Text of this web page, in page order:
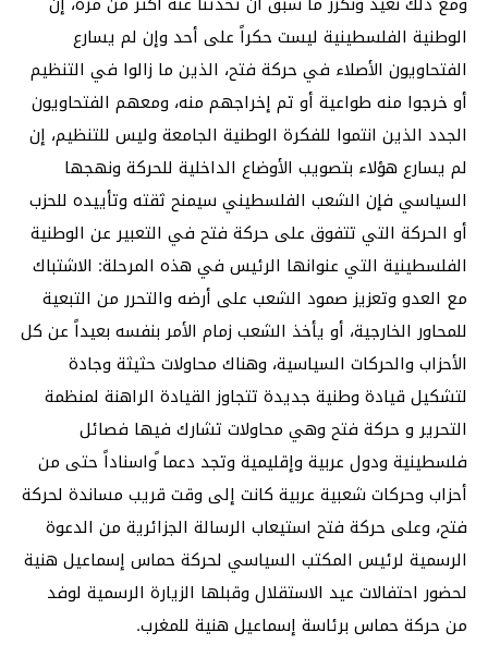
الوطنية الفلسطينية ليست حكراً على أحد وإن لم يسارع
الفتحاويون الأصلاء في حركة فتح، الذين ما زالوا في التنظيم
أو خرجوا منه طواعية أو تم إخراجهم منه، ومعهم الفتحاويون
الجدد الذين انتموا للفكرة الوطنية الجامعة وليس للتنظيم، إن
لم يسارع هؤلاء بتصويب الأوضاع الداخلية للحركة ونهجها
السياسي فإن الشعب الفلسطيني سيمنح ثقته وتأييده للحزب
أو الحركة التي تتفوق على حركة فتح في التعبير عن الوطنية
الفلسطينية التي عنوانها الرئيس في هذه المرحلة: الاشتباك
مع العدو وتعزيز صمود الشعب على أرضه والتحرر من التبعية
للمحاور الخارجية، أو يأخذ الشعب زمام الأمر بنفسه بعيداً عن كل
الأحزاب والحركات السياسية، وهناك محاولات حثيثة وجادة
لتشكيل قيادة وطنية جديدة تتجاوز القيادة الراهنة لمنظمة
التحرير و حركة فتح وهي محاولات تشارك فيها فصائل
فلسطينية ودول عربية وإقليمية وتجد دعما ًواسناداً حتى من
أحزاب وحركات شعبية عربية كانت إلى وقت قريب مساندة لحركة
فتح، وعلى حركة فتح استيعاب الرسالة الجزائرية من الدعوة
الرسمية لرئيس المكتب السياسي لحركة حماس إسماعيل هنية
لحضور احتفالات عيد الاستقلال وقبلها الزيارة الرسمية لوفد
من حركة حماس برئاسة إسماعيل هنية للمغرب.